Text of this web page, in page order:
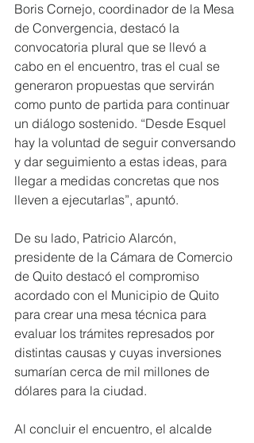
Boris Cornejo, coordinador de la Mesa
de Convergencia, destacó la
convocatoria plural que se llevó a
cabo en el encuentro, tras el cual se
generaron propuestas que servirán
como punto de partida para continuar
un diálogo sostenido. “Desde Esquel
hay la voluntad de seguir conversando
y dar seguimiento a estas ideas, para
llegar a medidas concretas que nos
lleven a ejecutarlas”, apuntó.
De su lado, Patricio Alarcón,
presidente de la Cámara de Comercio
de Quito destacó el compromiso
acordado con el Municipio de Quito
para crear una mesa técnica para
evaluar los trámites represados por
distintas causas y cuyas inversiones
sumarían cerca de mil millones de
dólares para la ciudad.
Al concluir el encuentro, el alcalde